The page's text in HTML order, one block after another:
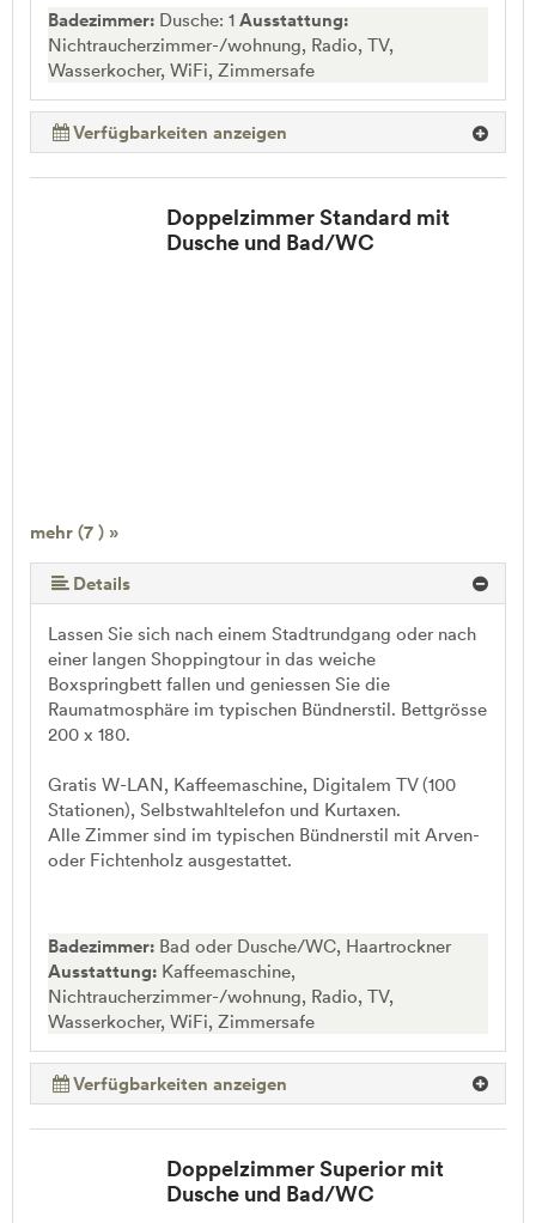
Badezimmer: Dusche: 1 Ausstattung:
Nichtraucherzimmer-/wohnung, Radio, TV,
Wasserkocher, WiFi, Zimmersafe
Verfügbarkeiten anzeigen
mehr (7 ) »
mehr (7 ) »
mehr (7 ) »
mehr (7 ) »
Doppelzimmer Standard mit
Dusche und Bad/WC
Details
Lassen Sie sich nach einem Stadtrundgang oder nach
einer langen Shoppingtour in das weiche
Boxspringbett fallen und geniessen Sie die
Raumatmosphäre im typischen Bündnerstil. Bettgrösse
200 x 180.
Gratis W-LAN, Kaffeemaschine, Digitalem TV (100
Stationen), Selbstwahltelefon und Kurtaxen.
Alle Zimmer sind im typischen Bündnerstil mit Arven-
oder Fichtenholz ausgestattet.
Badezimmer: Bad oder Dusche/WC, Haartrockner
Ausstattung: Kaffeemaschine,
Nichtraucherzimmer-/wohnung, Radio, TV,
Wasserkocher, WiFi, Zimmersafe
Verfügbarkeiten anzeigen
Doppelzimmer Superior mit
Dusche und Bad/WC